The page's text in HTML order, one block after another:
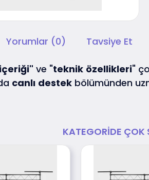
Yorumlar (0) Tavsiye Et
ve "teknik özellikleri"
canlı destek bölümünden
KATEGORIDE ÇOK